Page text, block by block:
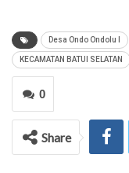
Desa Ondo Ondolu I
KECAMATAN BATUI SELATAN
0
Share